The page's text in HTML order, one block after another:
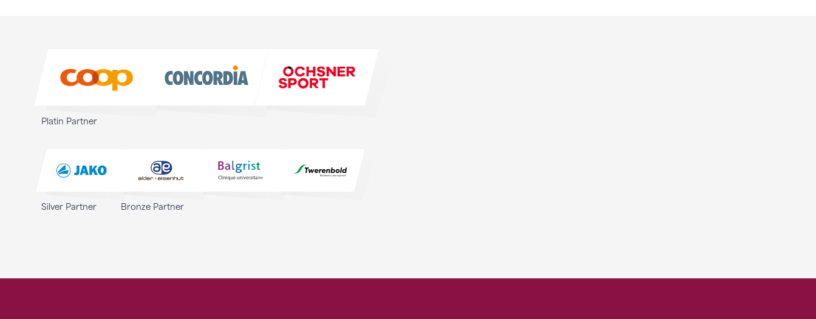
Platin Partner
Silver Partner Bronze Partner